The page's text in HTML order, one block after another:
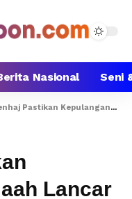
Nasional Seni
Pastikan Kepulangan Jemaah Lancar
Lancar